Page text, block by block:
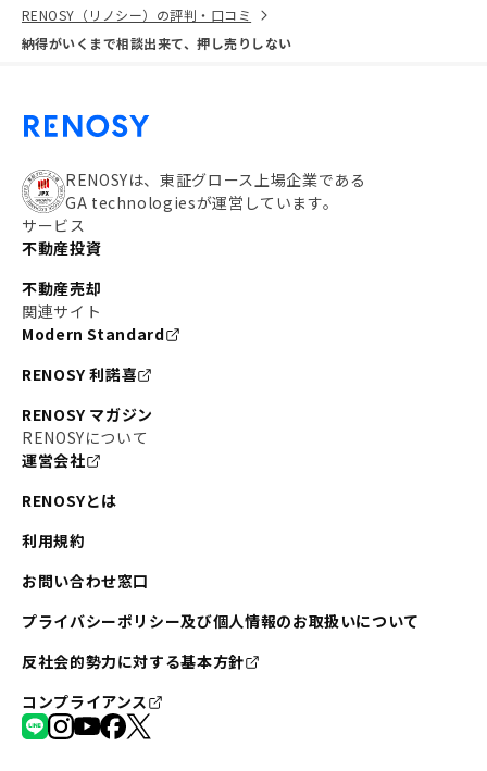
RENOSY（リノシー）の評判・口コミ
納得がいくまで相談出来て、押し売りしない
RENOSYは、東証グロース上場企業である
GA technologiesが運営しています。
サービス
不動産投資
不動産売却
関連サイト
Modern Standard
RENOSY 利諾喜
RENOSY マガジン
RENOSYについて
運営会社
RENOSYとは
利用規約
お問い合わせ窓口
プライバシーポリシー及び個人情報のお取扱いについて
反社会的勢力に対する基本方針
コンプライアンス